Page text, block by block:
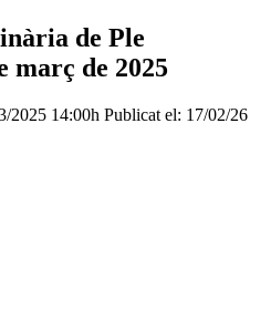
de Ple
març de 2025
2025 14:00h Publicat el: 17/02/26